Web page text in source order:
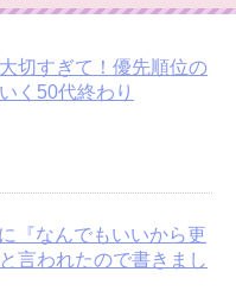
切すぎて！優先順位の
く50代終わり
『なんでもいいから更
言われたので書きまし